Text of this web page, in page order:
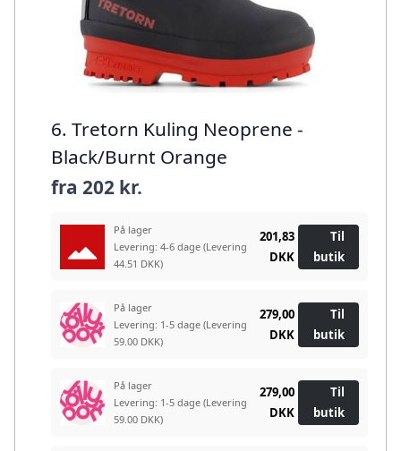
6. Tretorn Kuling Neoprene -
Black/Burnt Orange
fra 202 kr.
På lager
Levering: 4-6 dage (Levering
44.51 DKK)
201,83
DKK
Til
butik
På lager
Levering: 1-5 dage (Levering
59.00 DKK)
279,00
DKK
Til
butik
På lager
Levering: 1-5 dage (Levering
59.00 DKK)
279,00
DKK
Til
butik